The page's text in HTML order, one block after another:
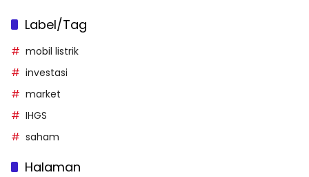
Label/Tag
mobil listrik
investasi
market
IHGS
saham
Halaman